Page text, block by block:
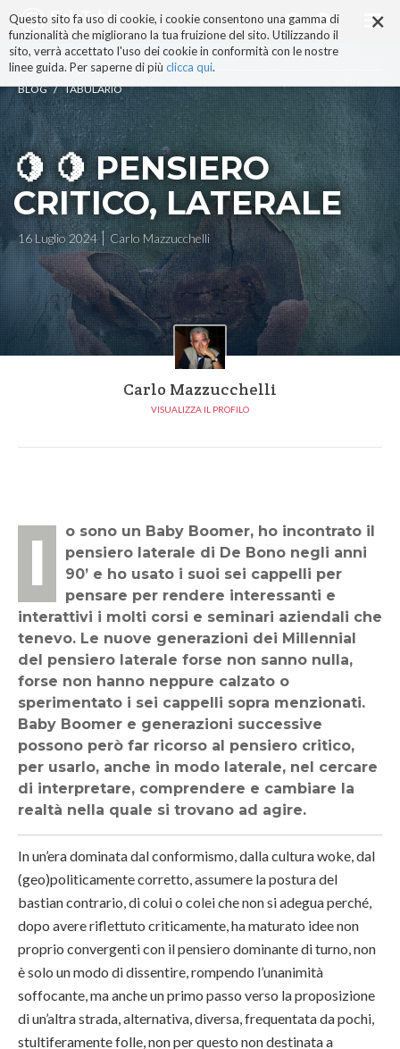
×
Questo sito fa uso di cookie, i cookie consentono una gamma di
funzionalità che migliorano la tua fruizione del sito. Utilizzando il
sito, verrà accettato l'uso dei cookie in conformità con le nostre
linee guida. Per saperne di più clicca qui.
ai
contenuti.
|
alla
navigazione
BLOG / TABULARIO
🍋 🍋 PENSIERO
CRITICO, LATERALE
16 Luglio 2024 Carlo Mazzucchelli
Carlo Mazzucchelli
VISUALIZZA IL PROFILO
Io sono un Baby Boomer, ho incontrato il
pensiero laterale di De Bono negli anni
90’ e ho usato i suoi sei cappelli per
pensare per rendere interessanti e
interattivi i molti corsi e seminari aziendali che
tenevo. Le nuove generazioni dei Millennial
del pensiero laterale forse non sanno nulla,
forse non hanno neppure calzato o
sperimentato i sei cappelli sopra menzionati.
Baby Boomer e generazioni successive
possono però far ricorso al pensiero critico,
per usarlo, anche in modo laterale, nel cercare
di interpretare, comprendere e cambiare la
realtà nella quale si trovano ad agire.
In un’era dominata dal conformismo, dalla cultura woke, dal
(geo)politicamente corretto, assumere la postura del
bastian contrario, di colui o colei che non si adegua perché,
dopo avere riflettuto criticamente, ha maturato idee non
proprio convergenti con il pensiero dominante di turno, non
è solo un modo di dissentire, rompendo l’unanimità
soffocante, ma anche un primo passo verso la proposizione
di un’altra strada, alternativa, diversa, frequentata da pochi,
stultiferamente folle, non per questo non destinata a